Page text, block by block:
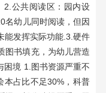
2.公共阅读区：园内设
名幼儿同时阅读，但因
能发挥实际功能.3.硬件
图书填充，为幼儿营造
境 1.图书资源严重不
占比不足30%，科普